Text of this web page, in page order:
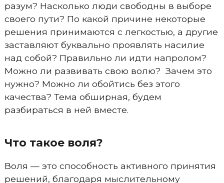
разум? Насколько люди свободны в выборе
своего пути? По какой причине некоторые
решения принимаются с легкостью, а другие
заставляют буквально проявлять насилие
над собой? Правильно ли идти напролом?
Можно ли развивать свою волю? Зачем это
нужно? Можно ли обойтись без этого
качества? Тема обширная, будем
разбираться в ней вместе.
Что такое воля?
Воля — это способность активного принятия
решений, благодаря мыслительному